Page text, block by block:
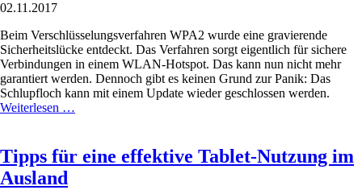
02.11.2017
Beim Verschlüsselungsverfahren WPA2 wurde eine gravierende
Sicherheitslücke entdeckt. Das Verfahren sorgt eigentlich für sichere
Verbindungen in einem WLAN-Hotspot. Das kann nun nicht mehr
garantiert werden. Dennoch gibt es keinen Grund zur Panik: Das
Schlupfloch kann mit einem Update wieder geschlossen werden.
Weiterlesen …
Tipps für eine effektive Tablet-Nutzung im
Ausland